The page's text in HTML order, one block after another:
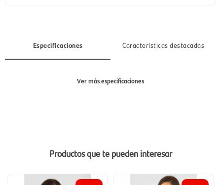
Especificaciones Características destacadas
Ver más especificaciones
Productos que te pueden interesar